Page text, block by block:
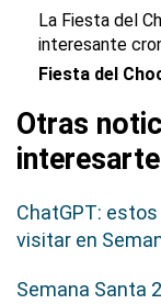
La Fiesta del
interesante
Fiesta del
Otras
interesarte
ChatGPT:
visitar en
Semana Santa